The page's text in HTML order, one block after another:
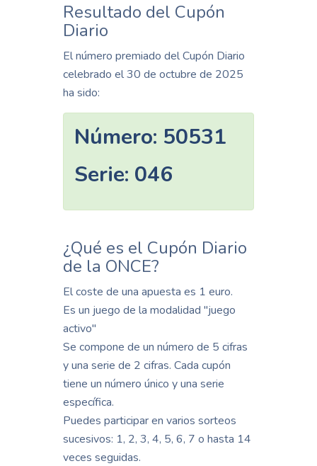
Resultado del Cupón
Diario
El número premiado del Cupón Diario
celebrado el 30 de octubre de 2025
ha sido:
Número: 50531
Serie: 046
¿Qué es el Cupón Diario
de la ONCE?
El coste de una apuesta es 1 euro.
Es un juego de la modalidad "juego
activo"
Se compone de un número de 5 cifras
y una serie de 2 cifras. Cada cupón
tiene un número único y una serie
específica.
Puedes participar en varios sorteos
sucesivos: 1, 2, 3, 4, 5, 6, 7 o hasta 14
veces seguidas.